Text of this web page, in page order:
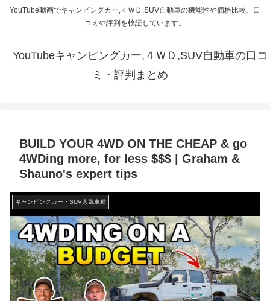
YouTube動画でキャンピングカー,４ＷＤ,SUV自動車の機能性や価格比較、口
コミや評判を検証しています。
YouTubeキャンピングカー,４ＷＤ,SUV自動車の口コ
ミ・評判まとめ
BUILD YOUR 4WD ON THE CHEAP & go
4WDing more, for less $$$ | Graham &
Shauno's expert tips
キャンピングカー・SUV人気車種